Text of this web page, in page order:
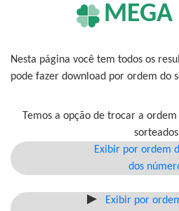
MEGA
Nesta página você tem todos os
pode fazer download por ordem do
Temos a opção de trocar a
Exibir por ordem
dos
Exibir por